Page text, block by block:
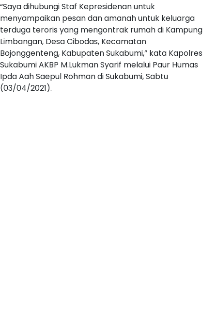
“Saya dihubungi Staf Kepresidenan untuk
menyampaikan pesan dan amanah untuk keluarga
terduga teroris yang mengontrak rumah di Kampung
Limbangan, Desa Cibodas, Kecamatan
Bojonggenteng, Kabupaten Sukabumi,” kata Kapolres
Sukabumi AKBP M.Lukman Syarif melalui Paur Humas
Ipda Aah Saepul Rohman di Sukabumi, Sabtu
(03/04/2021).